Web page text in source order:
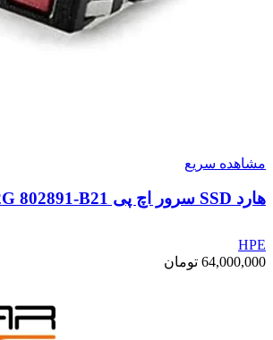
مشاهده سریع
هارد SSD سرور اچ پی 1.92TB SAS 12G 802891-B21
HPE
64,000,000 تومان